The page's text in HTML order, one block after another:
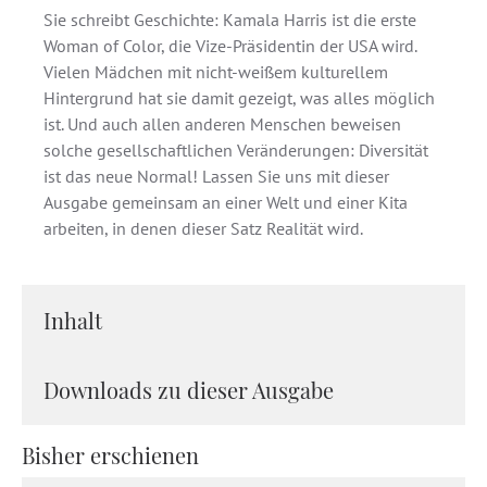
Sie schreibt Geschichte: Kamala Harris ist die erste
Woman of Color, die Vize-Präsidentin der USA wird.
Vielen Mädchen mit nicht-weißem kulturellem
Hintergrund hat sie damit gezeigt, was alles möglich
ist. Und auch allen anderen Menschen beweisen
solche gesellschaftlichen Veränderungen: Diversität
ist das neue Normal! Lassen Sie uns mit dieser
Ausgabe gemeinsam an einer Welt und einer Kita
arbeiten, in denen dieser Satz Realität wird.
Inhalt
Downloads zu dieser Ausgabe
Bisher erschienen